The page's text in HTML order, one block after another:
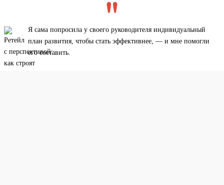
Я сама попросила у своего руководителя индивидуальный
план развития, чтобы стать эффективнее, — и мне помогли
его составить.